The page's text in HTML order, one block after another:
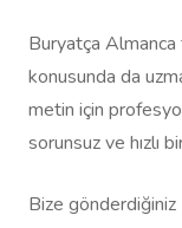
Buryatça Almanca
konusunda da
metin için
sorunsuz ve hızlı
Bize gönderdiğiniz